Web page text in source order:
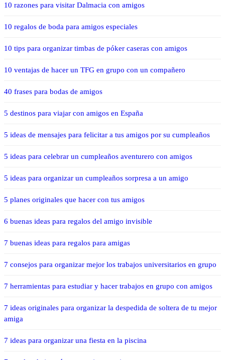
10 razones para visitar Dalmacia con amigos
10 regalos de boda para amigos especiales
10 tips para organizar timbas de póker caseras con amigos
10 ventajas de hacer un TFG en grupo con un compañero
40 frases para bodas de amigos
5 destinos para viajar con amigos en España
5 ideas de mensajes para felicitar a tus amigos por su cumpleaños
5 ideas para celebrar un cumpleaños aventurero con amigos
5 ideas para organizar un cumpleaños sorpresa a un amigo
5 planes originales que hacer con tus amigos
6 buenas ideas para regalos del amigo invisible
7 buenas ideas para regalos para amigas
7 consejos para organizar mejor los trabajos universitarios en grupo
7 herramientas para estudiar y hacer trabajos en grupo con amigos
7 ideas originales para organizar la despedida de soltera de tu mejor
amiga
7 ideas para organizar una fiesta en la piscina